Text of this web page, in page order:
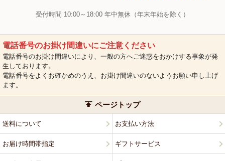
受付時間 10:00～18:00 年中無休（年末年始を除く）
電話番号のお掛け間違いにご注意ください
電話番号のお掛け間違いにより、一般の方へご迷惑をおかけする事象が発
生しております。
電話番号をよくお確かめのうえ、お掛け間違いのないようお願い申し上げ
ます。
ページトップ
送料について お支払い方法
お届け時間帯指定 ギフトサービス